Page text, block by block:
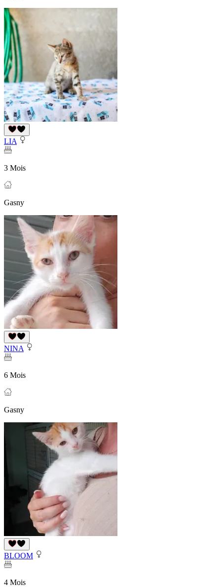
LIA
3 Mois
Gasny
NINA
6 Mois
Gasny
BLOOM
4 Mois